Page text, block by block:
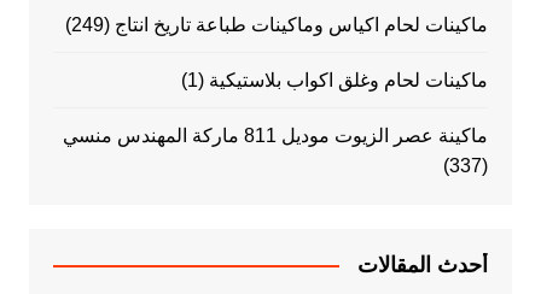
ماكينات لحام اكياس وماكينات طباعة تاريخ انتاج (249)
ماكينات لحام وغلق اكواب بلاستيكية (1)
ماكينة عصر الزيوت موديل 811 ماركة المهندس منسي
(337)
أحدث المقالات